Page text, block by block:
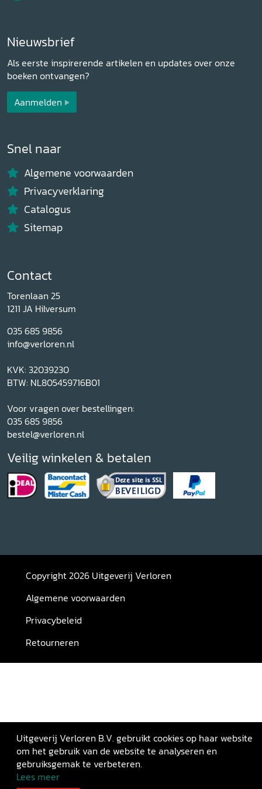
Nieuwsbrief
Als eerste inspirerende artikelen en updates over onze
boeken ontvangen?
Aanmelden
Snel naar
Algemene voorwaarden
Privacyverklaring
Catalogus
Sitemap
Contact
Torenlaan 25
1211 JA Hilversum
035 685 9856
info@verloren.nl
KVK: 32039230
BTW: NL805459716B01
Voor vragen over bestellingen:
035 685 9856
bestel@verloren.nl
Veilig winkelen & betalen
Copyright 2026 Uitgeverij Verloren
Algemene voorwaarden
Privacybeleid
Retourneren
Uitgeverij Verloren B.V. gebruikt cookies op haar website
om het gebruik van de website te analyseren en
gebruiksgemak te verbeteren.
Lees meer